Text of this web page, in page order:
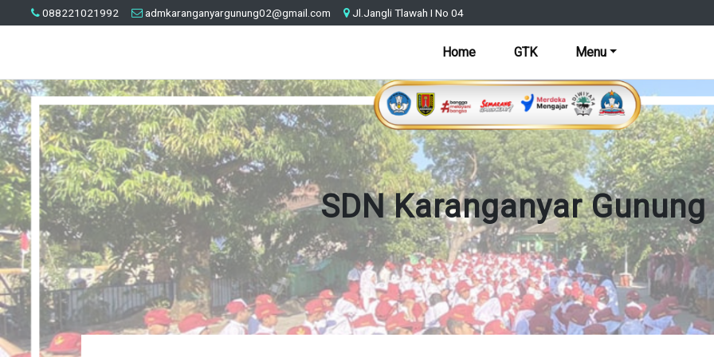
088221021992 admkaranganyargunung02@gmail.com Jl.Jangli Tlawah I No 04
Home GTK Menu
SDN Karanganyar Gunung